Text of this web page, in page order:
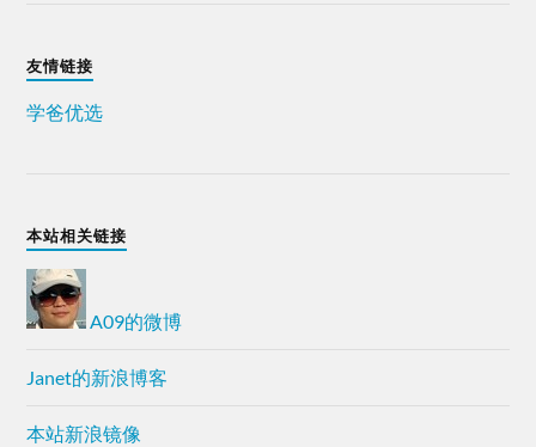
友情链接
学爸优选
本站相关链接
A09的微博
Janet的新浪博客
本站新浪镜像